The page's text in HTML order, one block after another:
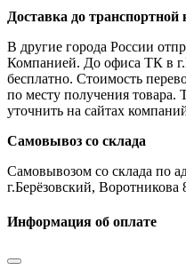
Доставка до
В другие города России
Компанией. До офиса ТК в
бесплатно. Стоимость
по месту получения
уточнить на сайтах
Самовывоз со склада
Самовывозом со склада по
г.Берёзовский, Воротникова
Информация об оплате